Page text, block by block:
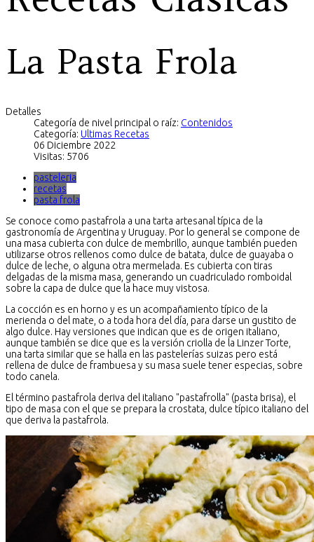
La Pasta Frola
Detalles
Categoría de nivel principal o raíz: Contenidos
Categoría: Ultimas Recetas
06 Diciembre 2022
Visitas: 5706
pasteleria
recetas
pasta frola
Se conoce como pastafrola a una tarta artesanal típica de la
gastronomía de Argentina y Uruguay. Por lo general se compone de
una masa cubierta con dulce de membrillo, aunque también pueden
utilizarse otros rellenos como dulce de batata, dulce de guayaba o
dulce de leche, o alguna otra mermelada. Es cubierta con tiras
delgadas de la misma masa, generando un cuadriculado romboidal
sobre la capa de dulce que la hace muy vistosa.
La cocción es en horno y es un acompañamiento típico de la
merienda o del mate, o a toda hora del día, para darse un gustito de
algo dulce. Hay versiones que indican que es de origen italiano,
aunque también se dice que es la versión criolla de la Linzer Torte,
una tarta similar que se halla en las pastelerías suizas pero está
rellena de dulce de frambuesa y su masa suele tener especias, sobre
todo canela.​
El término pastafrola deriva del italiano "pastafrolla"​ (pasta brisa), el
tipo de masa con el que se prepara la crostata, dulce típico italiano del
que deriva la pastafrola.